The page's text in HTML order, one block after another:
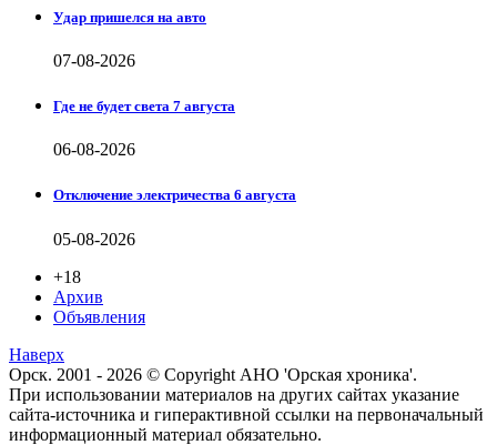
Удар пришелся на авто
07-08-2026
Где не будет света 7 августа
06-08-2026
Отключение электричества 6 августа
05-08-2026
+18
Архив
Объявления
Наверх
Орск. 2001 - 2026 © Copyright АНО 'Орская хроника'.
При использовании материалов на других сайтах указание
сайта-источника и гиперактивной ссылки на первоначальный
информационный материал обязательно.